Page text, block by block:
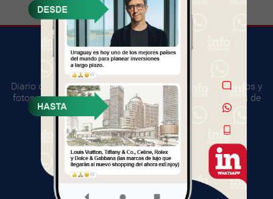
Diario digital del mundo empresarial. Información, videos y
fotos sobre los principales acontecimientos y negocios de
Uruguay.